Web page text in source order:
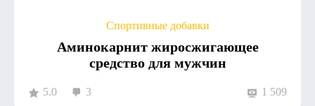
Спортивные добавки
Аминокарнит жиросжигающее
средство для мужчин
5.0 3 1 509